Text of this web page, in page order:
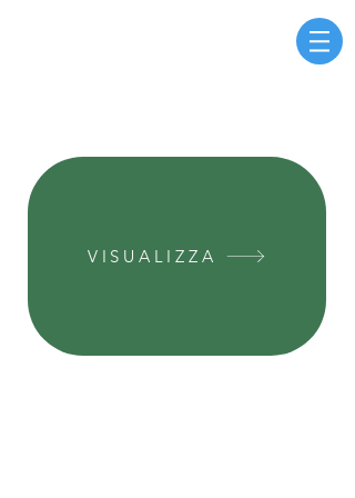
VISUALIZZA